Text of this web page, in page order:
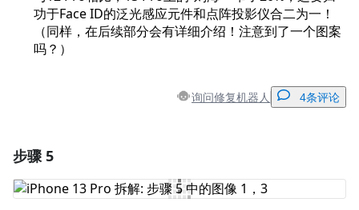
功于Face ID的泛光感应元件和点阵投影仪合二为一！
（同样，在后续部分会有详细介绍！注意到了一个图案
吗？）
询问修复机器人 4条评论
添加评论
步骤 5